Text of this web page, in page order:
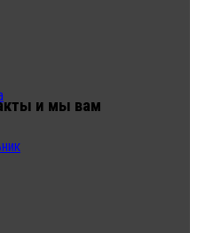
и мы вам